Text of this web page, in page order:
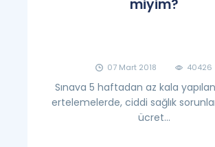
miyim?
07 Mart 2018 40426
Sınava 5 haftadan az kala
ertelemelerde, ciddi sağlık
ücret...